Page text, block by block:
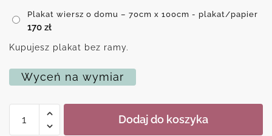
Plakat wiersz o domu – 70cm x 100cm - plakat/papier
170 zł
Kupujesz plakat bez ramy.
Wyceń na wymiar
Plakat
Dodaj do koszyka